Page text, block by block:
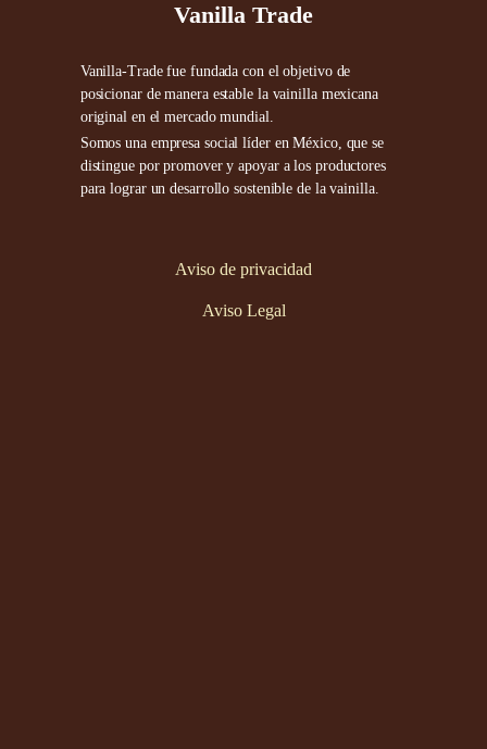
Vanilla Trade
Vanilla-Trade fue fundada con el objetivo de
posicionar de manera estable la vainilla mexicana
original en el mercado mundial.
Somos una empresa social líder en México, que se
distingue por promover y apoyar a los productores
para lograr un desarrollo sostenible de la vainilla.
Aviso de privacidad
Aviso Legal